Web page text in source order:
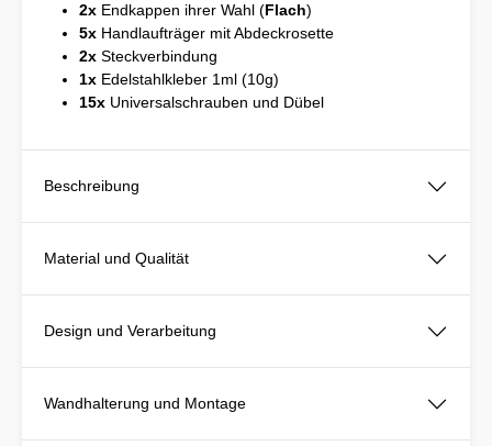
2x Endkappen ihrer Wahl (Flach)
5x Handlaufträger mit Abdeckrosette
2x Steckverbindung
1x Edelstahlkleber 1ml (10g)
15x Universalschrauben und Dübel
Beschreibung
Material und Qualität
Design und Verarbeitung
Wandhalterung und Montage